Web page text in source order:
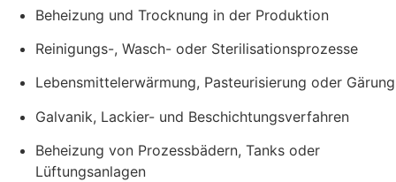
Beheizung und Trocknung in der Produktion
Reinigungs-, Wasch- oder Sterilisationsprozesse
Lebensmittelerwärmung, Pasteurisierung oder Gärung
Galvanik, Lackier- und Beschichtungsverfahren
Beheizung von Prozessbädern, Tanks oder
Lüftungsanlagen